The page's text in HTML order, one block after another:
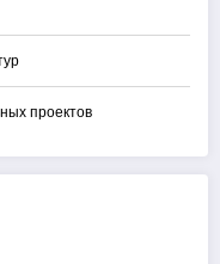
проектов